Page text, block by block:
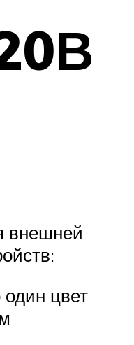
внешней
цвет